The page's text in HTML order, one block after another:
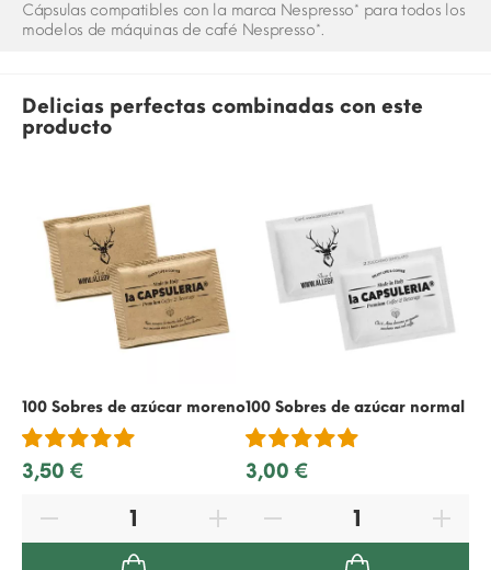
Cápsulas compatibles con la marca Nespresso* para todos los
modelos de máquinas de café Nespresso*.
Delicias perfectas combinadas con este
producto
100 Sobres de azúcar moreno
3,50 €
100 Sobres de azúcar normal
3,00 €